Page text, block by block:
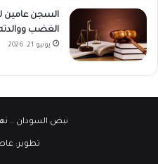
السجن عامين
الغضب
يونيو 21, 2026
نبض السودان ..
تطوير: